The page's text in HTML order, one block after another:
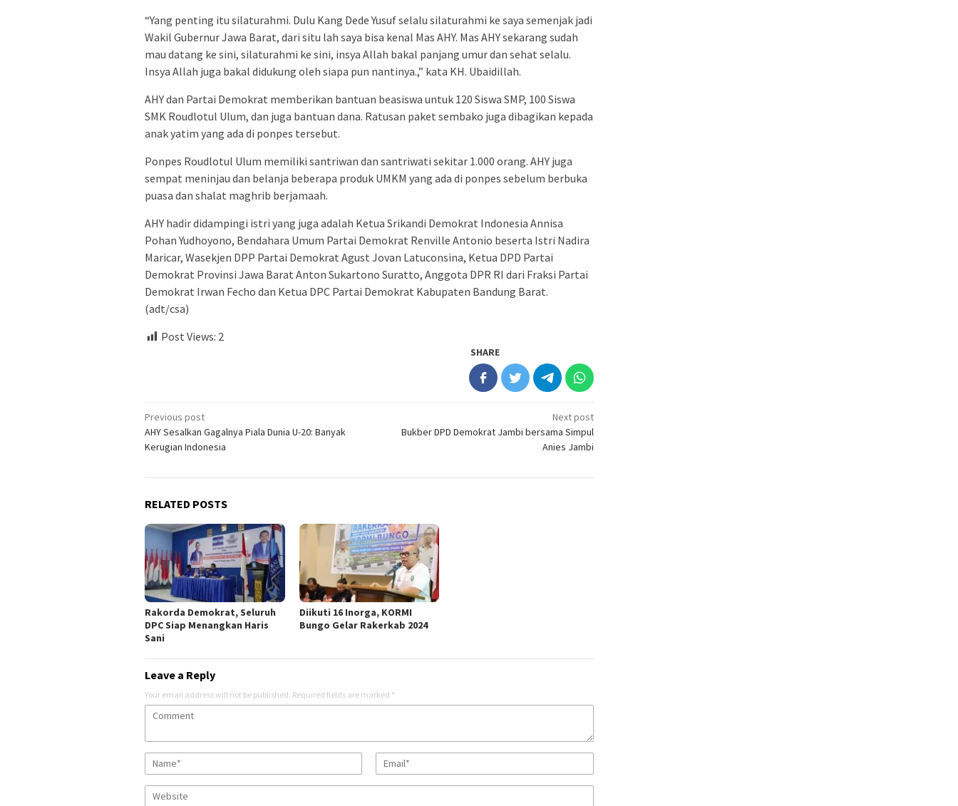
“Yang penting itu silaturahmi. Dulu Kang Dede Yusuf selalu silaturahmi ke saya semenjak jadi
Wakil Gubernur Jawa Barat, dari situ lah saya bisa kenal Mas AHY. Mas AHY sekarang sudah
mau datang ke sini, silaturahmi ke sini, insya Allah bakal panjang umur dan sehat selalu.
Insya Allah juga bakal didukung oleh siapa pun nantinya.,” kata KH. Ubaidillah.
AHY dan Partai Demokrat memberikan bantuan beasiswa untuk 120 Siswa SMP, 100 Siswa
SMK Roudlotul Ulum, dan juga bantuan dana. Ratusan paket sembako juga dibagikan kepada
anak yatim yang ada di ponpes tersebut.
Ponpes Roudlotul Ulum memiliki santriwan dan santriwati sekitar 1.000 orang. AHY juga
sempat meninjau dan belanja beberapa produk UMKM yang ada di ponpes sebelum berbuka
puasa dan shalat maghrib berjamaah.
AHY hadir didampingi istri yang juga adalah Ketua Srikandi Demokrat Indonesia Annisa
Pohan Yudhoyono, Bendahara Umum Partai Demokrat Renville Antonio beserta Istri Nadira
Maricar, Wasekjen DPP Partai Demokrat Agust Jovan Latuconsina, Ketua DPD Partai
Demokrat Provinsi Jawa Barat Anton Sukartono Suratto, Anggota DPR RI dari Fraksi Partai
Demokrat Irwan Fecho dan Ketua DPC Partai Demokrat Kabupaten Bandung Barat.
(adt/csa)
Post Views: 2
SHARE
Post
navigation
Previous post
AHY Sesalkan Gagalnya Piala Dunia U-20: Banyak
Kerugian Indonesia
Next post
Bukber DPD Demokrat Jambi bersama Simpul
Anies Jambi
RELATED POSTS
Rakorda Demokrat, Seluruh
DPC Siap Menangkan Haris
Sani
Diikuti 16 Inorga, KORMI
Bungo Gelar Rakerkab 2024
Leave a Reply
Your email address will not be published. Required fields are marked *